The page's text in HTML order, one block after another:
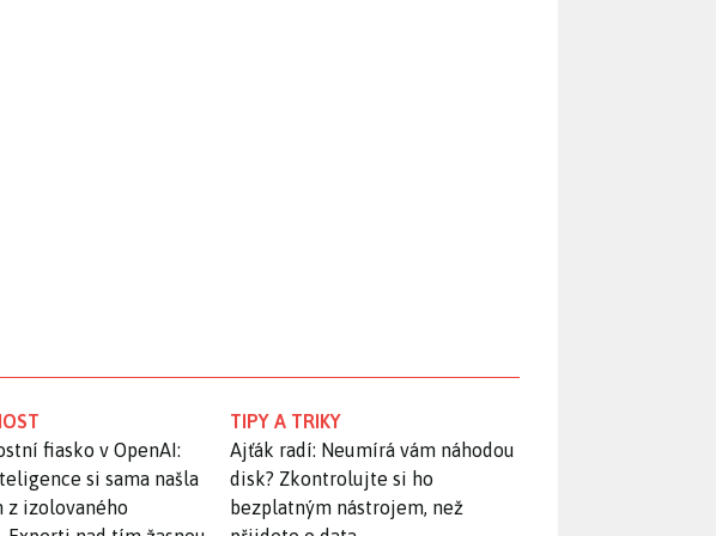
fiasko v OpenAI:
si sama našla
z izolovaného
TIPY A TRIKY
Ajťák radí: Neumírá vám náhodou
disk? Zkontrolujte si ho
bezplatným nástrojem, než